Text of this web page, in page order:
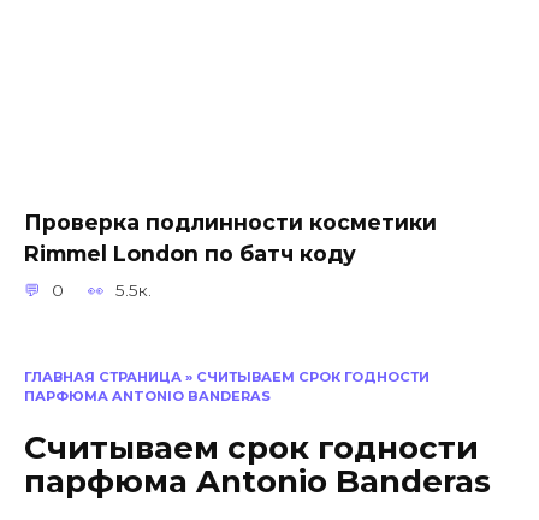
ГЛАВНАЯ СТРАНИЦА » СЧИТЫВАЕМ СРОК ГОДНОСТИ
ПАРФЮМА ANTONIO BANDERAS
Считываем срок годности
парфюма Antonio Banderas
Проверка подлинности косметики
Rimmel London по батч коду
0 5.5к.